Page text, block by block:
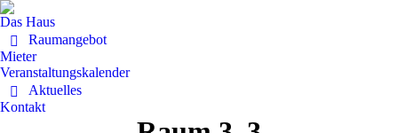
Das Haus
Raumangebot
Mieter
Veranstaltungskalender
Aktuelles
Kontakt